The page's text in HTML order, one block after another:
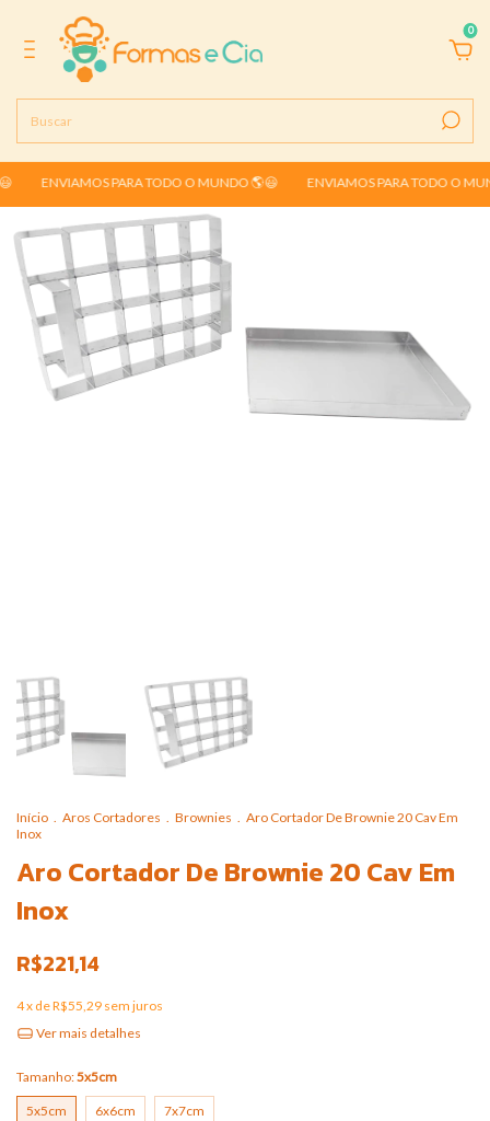
0
ENVIAMOS PARA TODO O MUNDO 🌎😃 ENVIAMOS PARA TODO O MUNDO
Início . Aros Cortadores . Brownies . Aro Cortador De Brownie 20 Cav Em
Inox
Aro Cortador De Brownie 20 Cav Em
Inox
R$221,14
4x deR$55,29 sem juros
Ver mais detalhes
Tamanho:5x5cm
5x5cm 6x6cm 7x7cm